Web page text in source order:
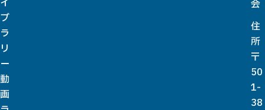
イ
ブ
ラ
リ
ー
動
画
会
住
所
〒
50
1-
38